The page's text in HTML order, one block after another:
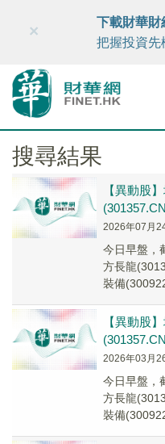
財華智庫網 FINTV
×
下載財華財
把握投資先
搜尋結果
【異動股
2026年07月
今日早盤，
方長龍
裝備
【異動股
2026年03月
今日早盤，
方長龍
裝備